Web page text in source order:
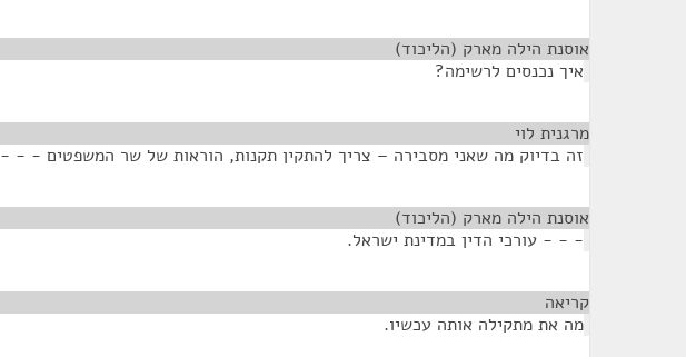
אוסנת הילה מארק (הליכוד)
איך נכנסים לרשימה?
מרגנית לוי
זה בדיוק מה שאני מסבירה – צריך להתקין תקנות, הוראות של שר המשפטים - - -
אוסנת הילה מארק (הליכוד)
- - - עורכי הדין במדינת ישראל.
קריאה
מה את מתקילה אותה עכשיו.